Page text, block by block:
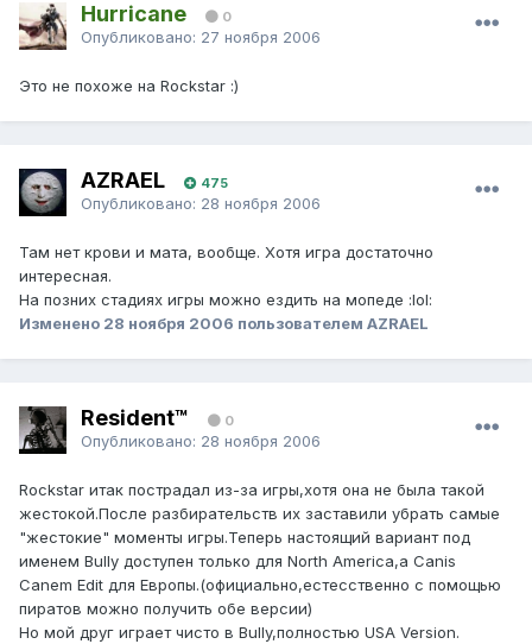
Hurricane 0
Опубликовано: 27 ноября 2006
Это не похоже на Rockstar :)
AZRAEL 475
Опубликовано: 28 ноября 2006
Там нет крови и мата, вообще. Хотя игра достаточно
интересная.
На позних стадиях игры можно ездить на мопеде :lol:
Изменено 28 ноября 2006 пользователем AZRAEL
Resident™ 0
Опубликовано: 28 ноября 2006
Rockstar итак пострадал из-за игры,хотя она не была такой
жестокой.После разбирательств их заставили убрать самые
"жестокие" моменты игры.Теперь настоящий вариант под
именем Bully доступен только для North America,а Canis
Canem Edit для Европы.(официально,естесственно с помощью
пиратов можно получить обе версии)
Но мой друг играет чисто в Bully,полностью USA Version.